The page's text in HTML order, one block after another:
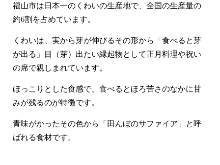
福山市は日本一のくわいの生産地で、全国の生産量の
約6割を占めています。
くわいは、実から芽が伸びるその形から「食べると芽
が出る」目（芽）出たい縁起物として正月料理や祝い
の席で親しまれています。
ほっこりとした食感で、食べるとほろ苦さのなかに甘
みが残るのが特徴です。
青味がかったその色から「田んぼのサファイア」と呼
ばれる食材です。